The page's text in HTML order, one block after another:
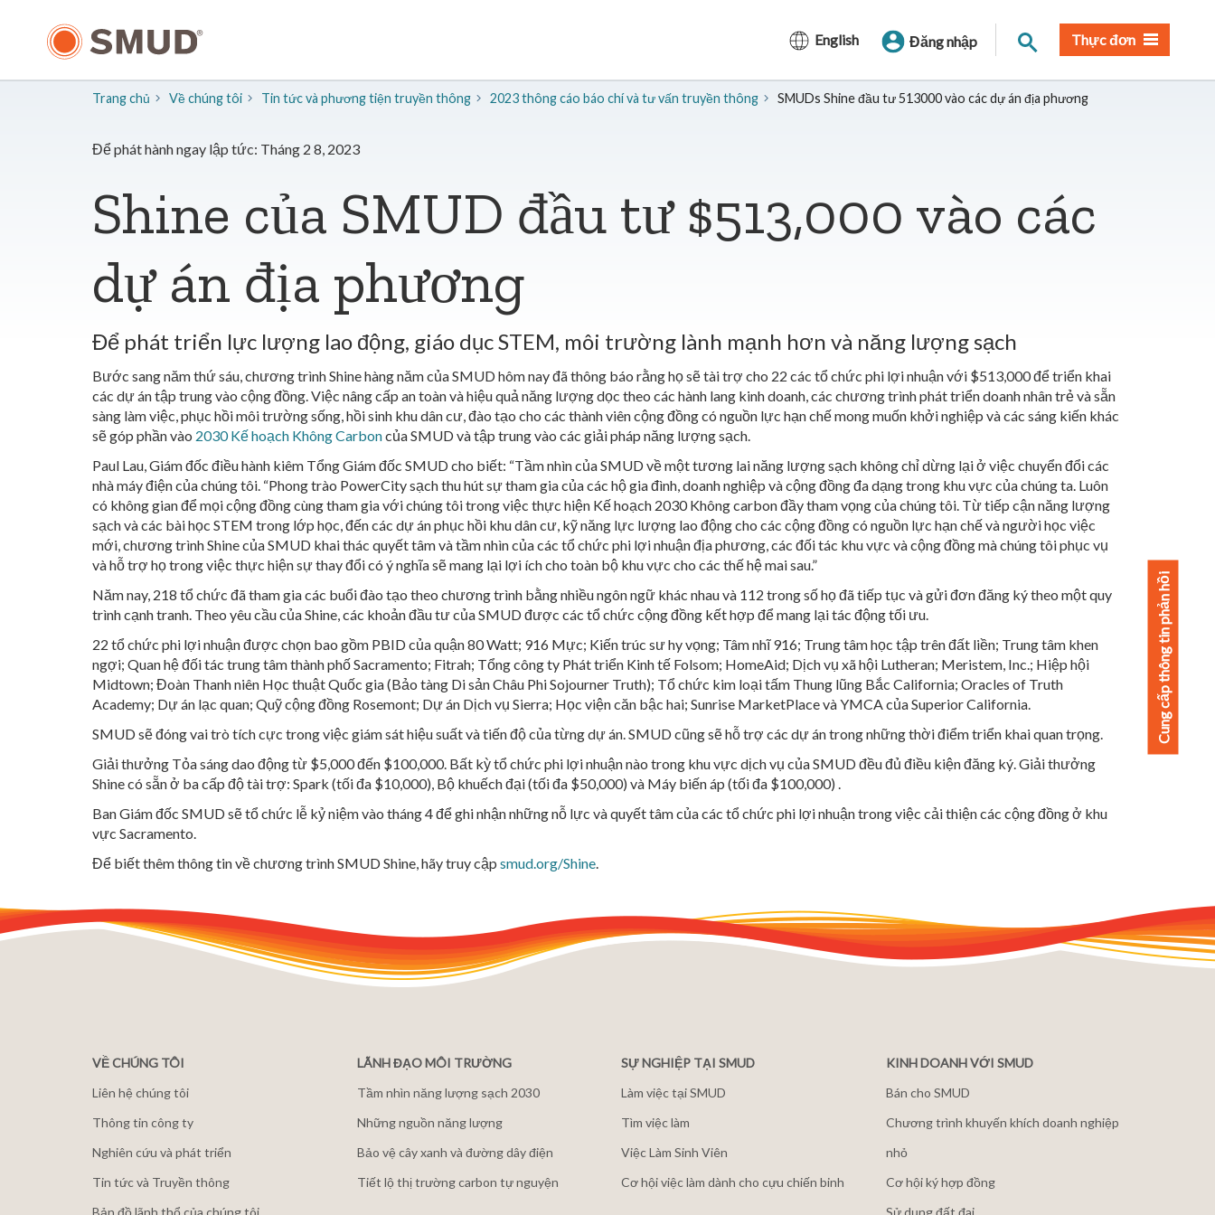
English Đăng nhập Tìm trangThực đơn
Trang chủ Về chúng tôi ​Tin tức và phương tiện truyền thông 2023 thông cáo báo chí và tư vấn truyền thông SMUDs Shine đầu tư 513000 vào các dự án địa phương
Để phát hành ngay lập tức: Tháng 2 8, 2023
Shine của SMUD đầu tư $513,000 vào các
dự án địa phương
Để phát triển lực lượng lao động, giáo dục STEM, môi trường lành mạnh hơn và năng lượng sạch
Bước sang năm thứ sáu, chương trình Shine hàng năm của SMUD hôm nay đã thông báo rằng họ sẽ tài trợ cho 22 các tổ chức phi lợi nhuận với $513,000 để triển khai
các dự án tập trung vào cộng đồng. Việc nâng cấp an toàn và hiệu quả năng lượng dọc theo các hành lang kinh doanh, các chương trình phát triển doanh nhân trẻ và sẵn
sàng làm việc, phục hồi môi trường sống, hồi sinh khu dân cư, đào tạo cho các thành viên cộng đồng có nguồn lực hạn chế mong muốn khởi nghiệp và các sáng kiến khác
sẽ góp phần vào 2030 Kế hoạch Không Carboncủa SMUD và tập trung vào các giải pháp năng lượng sạch.
Paul Lau, Giám đốc điều hành kiêm Tổng Giám đốc SMUD cho biết: “Tầm nhìn của SMUD về một tương lai năng lượng sạch không chỉ dừng lại ở việc chuyển đổi các
nhà máy điện của chúng tôi. “Phong trào PowerCity sạch thu hút sự tham gia của các hộ gia đình, doanh nghiệp và cộng đồng đa dạng trong khu vực của chúng ta. Luôn
có không gian để mọi cộng đồng cùng tham gia với chúng tôi trong việc thực hiện Kế hoạch 2030 Không carbon đầy tham vọng của chúng tôi. Từ tiếp cận năng lượng
sạch và các bài học STEM trong lớp học, đến các dự án phục hồi khu dân cư, kỹ năng lực lượng lao động cho các cộng đồng có nguồn lực hạn chế và người học việc
mới, chương trình Shine của SMUD khai thác quyết tâm và tầm nhìn của các tổ chức phi lợi nhuận địa phương, các đối tác khu vực và cộng đồng mà chúng tôi phục vụ
và hỗ trợ họ trong việc thực hiện sự thay đổi có ý nghĩa sẽ mang lại lợi ích cho toàn bộ khu vực cho các thế hệ mai sau.”
Năm nay, 218 tổ chức đã tham gia các buổi đào tạo theo chương trình bằng nhiều ngôn ngữ khác nhau và 112 trong số họ đã tiếp tục và gửi đơn đăng ký theo một quy
trình cạnh tranh. Theo yêu cầu của Shine, các khoản đầu tư của SMUD được các tổ chức cộng đồng kết hợp để mang lại tác động tối ưu.
22 tổ chức phi lợi nhuận được chọn bao gồm PBID của quận 80 Watt; 916 Mực; Kiến trúc sư hy vọng; Tâm nhĩ 916; Trung tâm học tập trên đất liền; Trung tâm khen
ngợi; Quan hệ đối tác trung tâm thành phố Sacramento; Fitrah; Tổng công ty Phát triển Kinh tế Folsom; HomeAid; Dịch vụ xã hội Lutheran; Meristem, Inc.; Hiệp hội
Midtown; Đoàn Thanh niên Học thuật Quốc gia (Bảo tàng Di sản Châu Phi Sojourner Truth); Tổ chức kim loại tấm Thung lũng Bắc California; Oracles of Truth
Academy; Dự án lạc quan; Quỹ cộng đồng Rosemont; Dự án Dịch vụ Sierra; Học viện căn bậc hai; Sunrise MarketPlace và YMCA của Superior California.
SMUD sẽ đóng vai trò tích cực trong việc giám sát hiệu suất và tiến độ của từng dự án. SMUD cũng sẽ hỗ trợ các dự án trong những thời điểm triển khai quan trọng.
Giải thưởng Tỏa sáng dao động từ $5,000 đến $100,000. Bất kỳ tổ chức phi lợi nhuận nào trong khu vực dịch vụ của SMUD đều đủ điều kiện đăng ký.Giải thưởng
Shine có sẵn ở ba cấp độ tài trợ: Spark (tối đa $10,000), Bộ khuếch đại (tối đa $50,000) và Máy biến áp (tối đa $100,000) .
Ban Giám đốc SMUD sẽ tổ chức lễ kỷ niệm vào tháng 4 để ghi nhận những nỗ lực và quyết tâm của các tổ chức phi lợi nhuận trong việc cải thiện các cộng đồng ở khu
vực Sacramento.
Để biết thêm thông tin về chương trình SMUD Shine, hãy truy cập smud.org/Shine.
VỀ CHÚNG TÔI
Liên hệ chúng tôi
Thông tin công ty
Nghiên cứu và phát triển
Tin tức và Truyền thông
Bản đồ lãnh thổ của chúng tôi
LÃNH ĐẠO MÔI TRƯỜNG
Tầm nhìn năng lượng sạch 2030
Những nguồn năng lượng
Bảo vệ cây xanh và đường dây điện
Tiết lộ thị trường carbon tự nguyện
SỰ NGHIỆP TẠI SMUD
Làm việc tại SMUD
Tìm việc làm
Việc Làm Sinh Viên
Cơ hội việc làm dành cho cựu chiến binh
KINH DOANH VỚI SMUD
Bán cho SMUD
Chương trình khuyến khích doanh nghiệp
nhỏ
Cơ hội ký hợp đồng
Sử dụng đất đai
Cung cấp thông tin phản hồi